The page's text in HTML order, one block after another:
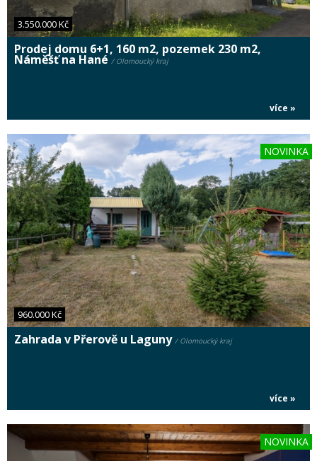
3.550.000 Kč
Prodej domu 6+1, 160 m2, pozemek 230 m2,
Náměšť na Hané/ Olomoucký kraj
více »
960.000 Kč
NOVINKA
Zahrada v Přerově u Laguny / Olomoucký kraj
více »
NOVINKA